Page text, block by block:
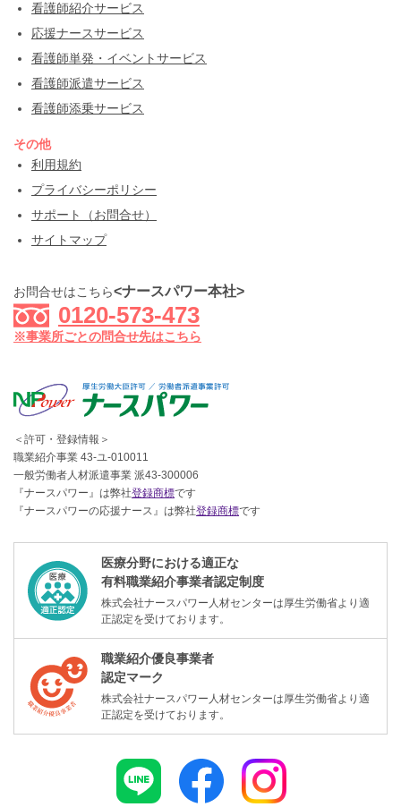
看護師紹介サービス
応援ナースサービス
看護師単発・イベントサービス
看護師派遣サービス
看護師添乗サービス
その他
利用規約
プライバシーポリシー
サポート（お問合せ）
サイトマップ
お問合せはこちら<ナースパワー本社>
0120-573-473
※事業所ごとの問合せ先はこちら
＜許可・登録情報＞
職業紹介事業 43-ユ-010011
一般労働者人材派遣事業 派43-300006
『ナースパワー』は弊社登録商標です
『ナースパワーの応援ナース』は弊社登録商標です
医療分野における適正な
有料職業紹介事業者認定制度
株式会社ナースパワー人材センターは厚生労働省より適
正認定を受けております。
職業紹介優良事業者
認定マーク
株式会社ナースパワー人材センターは厚生労働省より適
正認定を受けております。